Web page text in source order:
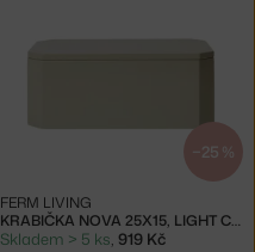
−25 %
KRABIČKA NOVA 25X15, LIGHT CELEDON
FERM LIVING
Skladem > 5 ks, 919 Kč